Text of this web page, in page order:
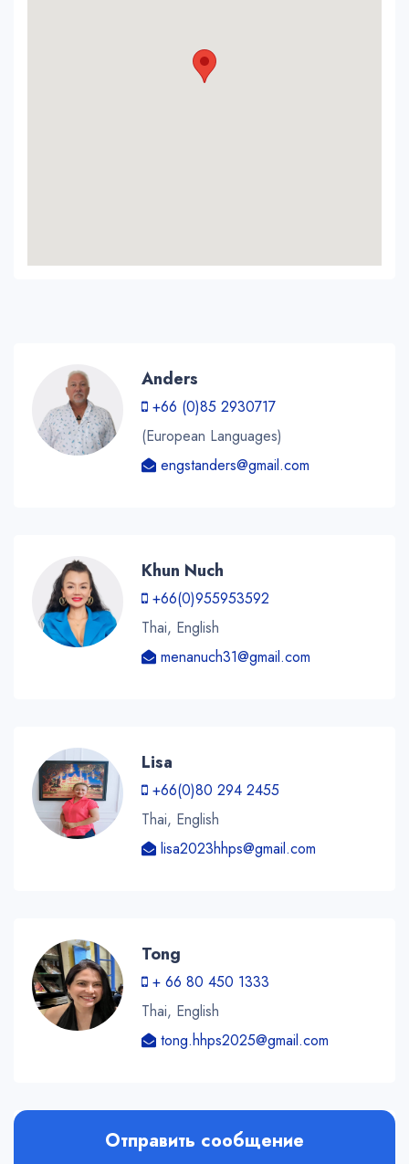
Anders
+66 (0)85 2930717
(European Languages)
engstanders@gmail.com
Khun Nuch
+66(0)955953592
Thai, English
menanuch31@gmail.com
Lisa
+66(0)80 294 2455
Thai, English
lisa2023hhps@gmail.com
Tong
+ 66 80 450 1333
Thai, English
tong.hhps2025@gmail.com
Отправить сообщение